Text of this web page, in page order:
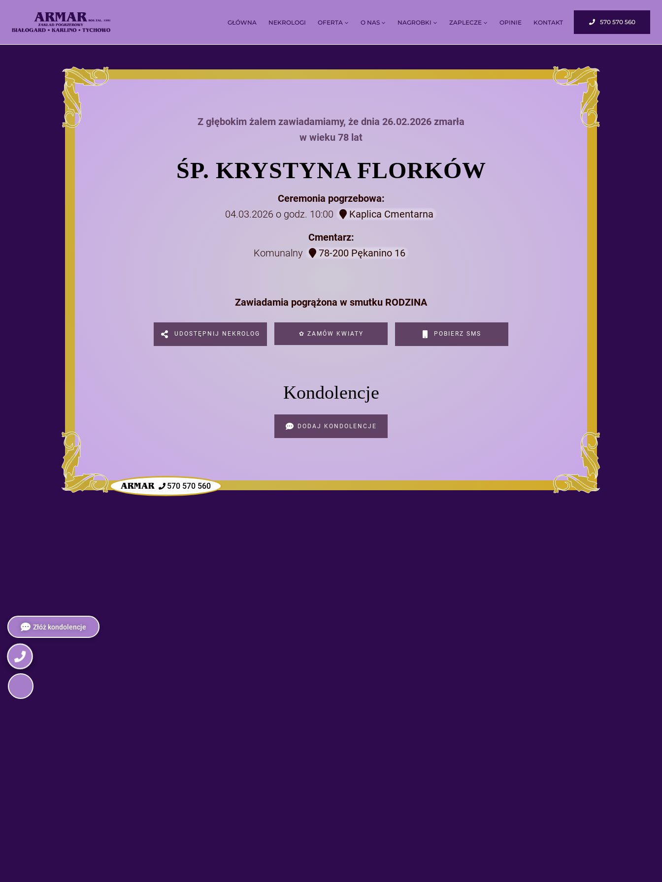
GŁÓWNA NEKROLOGI OFERTA O NAS NAGROBKI ZAPLECZE OPINIE KONTAKT 570 570 560
Z głębokim żalem zawiadamiamy, że dnia 26.02.2026 zmarła
w wieku 78 lat
ŚP. KRYSTYNA FLORKÓW
Ceremonia pogrzebowa:
04.03.2026 o godz. 10:00
Kaplica Cmentarna
Cmentarz:
Komunalny
78-200 Pękanino 16
Zawiadamia pogrążona w smutku RODZINA
UDOSTĘPNIJ NEKROLOG ✿ ZAMÓW KWIATY POBIERZ SMS
Kondolencje
DODAJ KONDOLENCJE
Złóż kondolencje
570 570 560